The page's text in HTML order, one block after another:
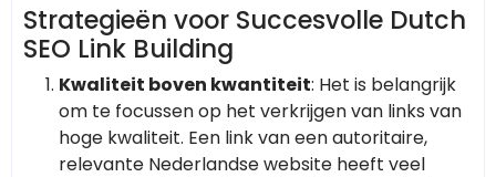
Strategieën voor Succesvolle Dutch
SEO Link Building
Kwaliteit boven kwantiteit: Het is belangrijk
om te focussen op het verkrijgen van links van
hoge kwaliteit. Een link van een autoritaire,
relevante Nederlandse website heeft veel